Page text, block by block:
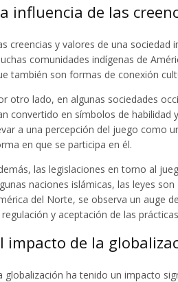
influencia de las
creencias y valores de una
comunidades indígenas de
también son formas de conexión
otro lado, en algunas sociedades
convertido en símbolos de habilidad
a una percepción del juego como
en que se participa en él.
las legislaciones en torno al
naciones islámicas, las leyes
del Norte, se observa un auge
regulación y aceptación de las
impacto de la
globalización ha tenido un impacto